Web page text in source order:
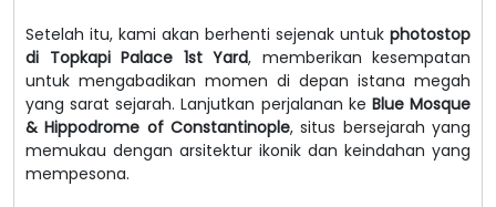
Setelah itu, kami akan berhenti sejenak untuk photostop
di Topkapi Palace 1st Yard, memberikan kesempatan
untuk mengabadikan momen di depan istana megah
yang sarat sejarah. Lanjutkan perjalanan ke Blue Mosque
& Hippodrome of Constantinople, situs bersejarah yang
memukau dengan arsitektur ikonik dan keindahan yang
mempesona.